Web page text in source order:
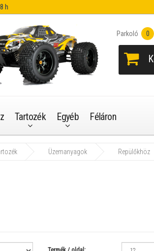
h
Parkoló 0
Tartozék Egyéb Féláron
Üzemanyagok Repülőkhöz